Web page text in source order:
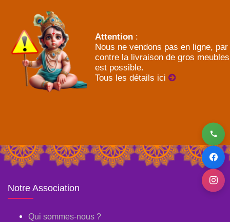
Attention :
Nous ne vendons pas en ligne, par
contre la livraison de gros meubles
est possible.
Tous les détails ici
Notre Association
Qui sommes-nous ?